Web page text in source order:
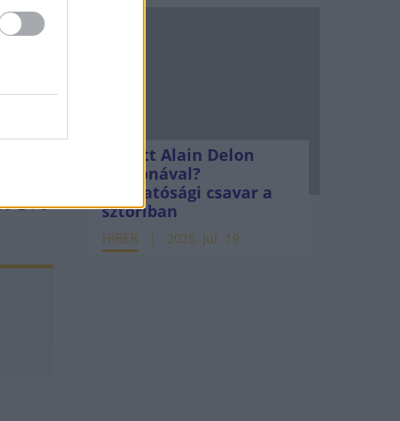
BTU
Mi lett Alain Delon
vagyonával?
Adóhatósági csavar a
sztoriban
HÍREK 2026. júl. 19.